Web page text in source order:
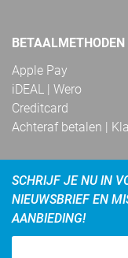
BETAALMETHODEN
Apple Pay
iDEAL | Wero
Creditcard
Achteraf betalen |
SCHRIJF JE NU IN
NIEUWSBRIEF EN
AANBIEDING!